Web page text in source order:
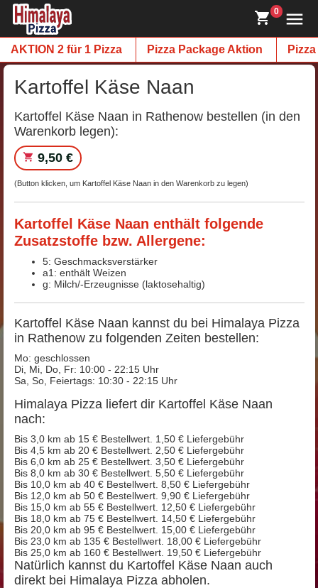
0
AKTION 2 für 1 Pizza Pizza Package Aktion Pizza
Kartoffel Käse Naan
Kartoffel Käse Naan in Rathenow bestellen (in den
Warenkorb legen):
9,50 €
(Button klicken, um Kartoffel Käse Naan in den Warenkorb zu legen)
Kartoffel Käse Naan enthält folgende
Zusatzstoffe bzw. Allergene:
5: Geschmacksverstärker
a1: enthält Weizen
g: Milch/-Erzeugnisse (laktosehaltig)
Kartoffel Käse Naan kannst du bei Himalaya Pizza
in Rathenow zu folgenden Zeiten bestellen:
Mo: geschlossen
Di, Mi, Do, Fr: 10:00 - 22:15 Uhr
Sa, So, Feiertags: 10:30 - 22:15 Uhr
Himalaya Pizza liefert dir Kartoffel Käse Naan
nach:
Bis 3,0 km ab 15 € Bestellwert. 1,50 € Liefergebühr
Bis 4,5 km ab 20 € Bestellwert. 2,50 € Liefergebühr
Bis 6,0 km ab 25 € Bestellwert. 3,50 € Liefergebühr
Bis 8,0 km ab 30 € Bestellwert. 5,50 € Liefergebühr
Bis 10,0 km ab 40 € Bestellwert. 8,50 € Liefergebühr
Bis 12,0 km ab 50 € Bestellwert. 9,90 € Liefergebühr
Bis 15,0 km ab 55 € Bestellwert. 12,50 € Liefergebühr
Bis 18,0 km ab 75 € Bestellwert. 14,50 € Liefergebühr
Bis 20,0 km ab 95 € Bestellwert. 15,00 € Liefergebühr
Bis 23,0 km ab 135 € Bestellwert. 18,00 € Liefergebühr
Bis 25,0 km ab 160 € Bestellwert. 19,50 € Liefergebühr
Natürlich kannst du Kartoffel Käse Naan auch
direkt bei Himalaya Pizza abholen.